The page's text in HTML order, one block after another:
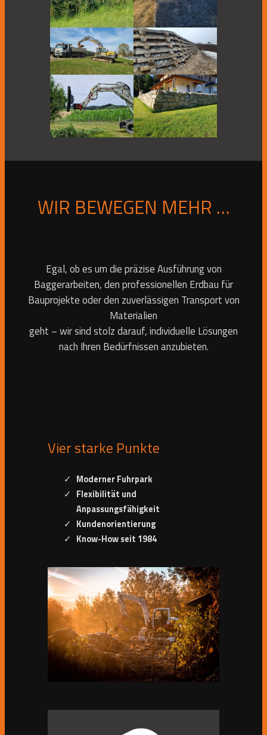
WIR BEWEGEN MEHR …
Egal, ob es um die präzise Ausführung von
Baggerarbeiten, den professionellen Erdbau für
Bauprojekte oder den zuverlässigen Transport von
Materialien
geht – wir sind stolz darauf, individuelle Lösungen
nach Ihren Bedürfnissen anzubieten.
Vier starke Punkte
Moderner Fuhrpark
Flexibilität und
Anpassungsfähigkeit
Kundenorientierung
Know-How seit 1984